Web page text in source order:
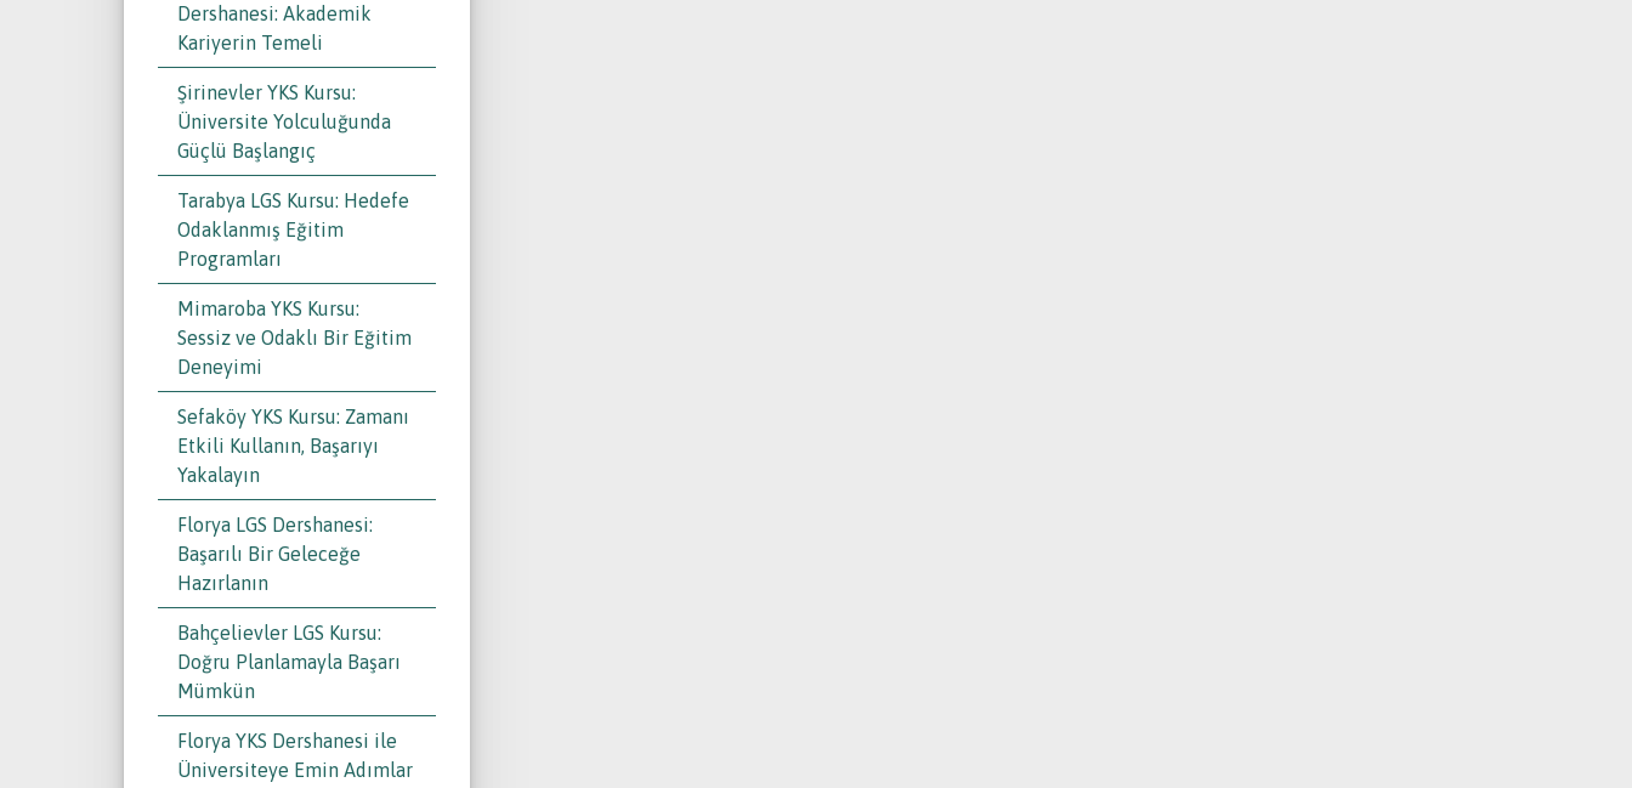
Dershanesi: Akademik
Kariyerin Temeli
Şirinevler YKS Kursu:
Üniversite Yolculuğunda
Güçlü Başlangıç
Tarabya LGS Kursu: Hedefe
Odaklanmış Eğitim
Programları
Mimaroba YKS Kursu:
Sessiz ve Odaklı Bir Eğitim
Deneyimi
Sefaköy YKS Kursu: Zamanı
Etkili Kullanın, Başarıyı
Yakalayın
Florya LGS Dershanesi:
Başarılı Bir Geleceğe
Hazırlanın
Bahçelievler LGS Kursu:
Doğru Planlamayla Başarı
Mümkün
Florya YKS Dershanesi ile
Üniversiteye Emin Adımlar